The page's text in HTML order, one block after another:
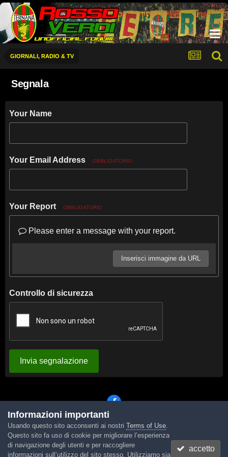
GIORNALI, RADIO & TV
Segnala
Your Name
Your Email Address OBBLIGATORIO
Your Report OBBLIGATORIO
Please enter a message with your report.
Inserisci immagine da URL
Controllo di sicurezza
Invia segnalazione
Lingua Tema Contattaci Cookies
Powered by Invision Community
Informazioni importanti
Usando questo sito acconsenti ai nostri Terms of Use.
Questo sito fa uso di cookie per migliorare l’esperienza
di navigazione degli utenti e per raccogliere
informazioni sull’utilizzo del sito stesso. Utilizziamo sia
accetto